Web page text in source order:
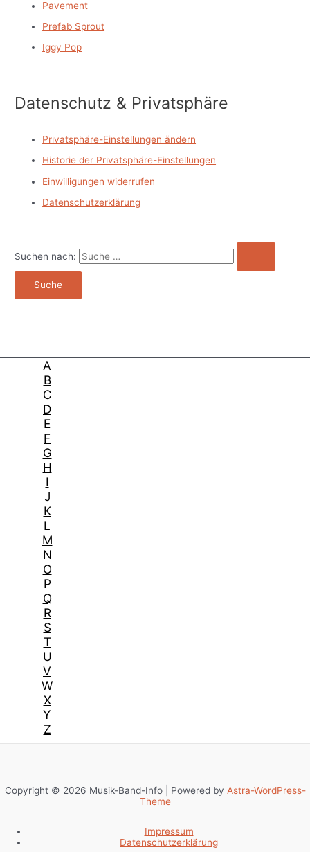
Pavement
Prefab Sprout
Iggy Pop
Datenschutz & Privatsphäre
Privatsphäre-Einstellungen ändern
Historie der Privatsphäre-Einstellungen
Einwilligungen widerrufen
Datenschutzerklärung
Suchen nach:
A
B
C
D
E
F
G
H
I
J
K
L
M
N
O
P
Q
R
S
T
U
V
W
X
Y
Z
Copyright © 2026 Musik-Band-Info | Powered by Astra-WordPress-
Theme
Impressum
Datenschutzerklärung